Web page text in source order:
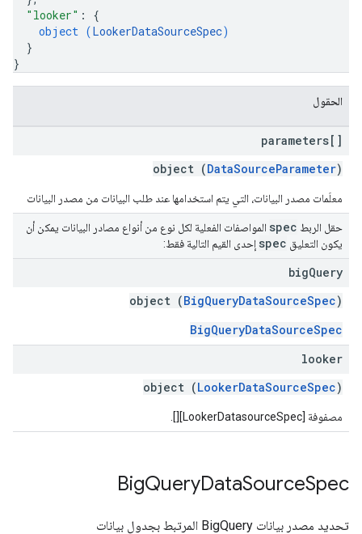
"looker" : {
object (LookerDataSourceSpec)
}
}
الحقول
parameters[]
object (DataSourceParameter)
معلَمات مصدر البيانات، التي يتم استخدامها عند طلب البيانات من مصدر البيانات
حقل الربط spec المواصفات الفعلية لكل نوع من أنواع مصادر البيانات يمكن أن
يكون التعليق spec إحدى القيم التالية فقط:
bigQuery
object (BigQueryDataSourceSpec)
BigQueryDataSourceSpec
looker
object (LookerDataSourceSpec)
مصفوفة [LookerDatasourceSpec][].
BigQueryDataSourceSpec
تحديد مصدر بيانات BigQuery المرتبط بجدول بيانات